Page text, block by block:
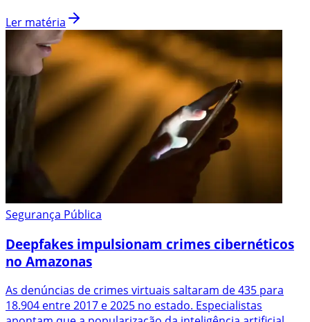
Ler matéria
Segurança Pública
Deepfakes impulsionam crimes cibernéticos
no Amazonas
As denúncias de crimes virtuais saltaram de 435 para
18.904 entre 2017 e 2025 no estado. Especialistas